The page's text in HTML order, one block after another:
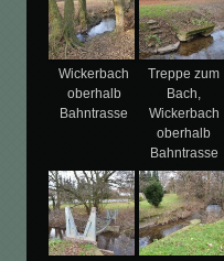
Wickerbach
oberhalb
Bahntrasse
Treppe zum
Bach,
Wickerbach
oberhalb
Bahntrasse